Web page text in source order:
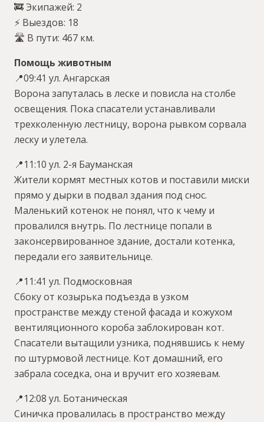
🚒 Экипажей: 2
⚡️ Выездов: 18
🛣 В пути: 467 км.
Помощь животным
📍09:41 ул. Ангарская
Ворона запуталась в леске и повисла на столбе
освещения. Пока спасатели устанавливали
трехколенную лестницу, ворона рывком сорвала
леску и улетела.
📍11:10 ул. 2-я Бауманская
Жители кормят местных котов и поставили миски
прямо у дырки в подвал здания под снос.
Маленький котенок не понял, что к чему и
провалился внутрь. По лестнице попали в
законсервированное здание, достали котенка,
передали его заявительнице.
📍11:41 ул. Подмосковная
Сбоку от козырька подъезда в узком
пространстве между стеной фасада и кожухом
вентиляционного короба заблокирован кот.
Спасатели вытащили узника, поднявшись к нему
по штурмовой лестнице. Кот домашний, его
забрала соседка, она и вручит его хозяевам.
📍12:08 ул. Ботаническая
Синичка провалилась в пространство между